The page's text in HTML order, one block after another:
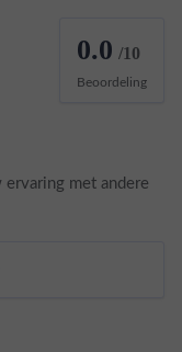
0.0 /10
Beoordeling
met andere